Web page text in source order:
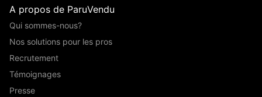
A propos de ParuVendu
Qui sommes-nous?
Nos solutions pour les pros
Recrutement
Témoignages
Presse